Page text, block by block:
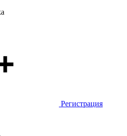
Регистрация